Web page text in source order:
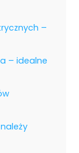
–
– idealne